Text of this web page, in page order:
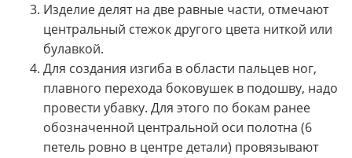
Изделие делят на две равные части, отмечают
центральный стежок другого цвета ниткой или
булавкой.
Для создания изгиба в области пальцев ног,
плавного перехода боковушек в подошву, надо
провести убавку. Для этого по бокам ранее
обозначенной центральной оси полотна (6
петель ровно в центре детали) провязывают